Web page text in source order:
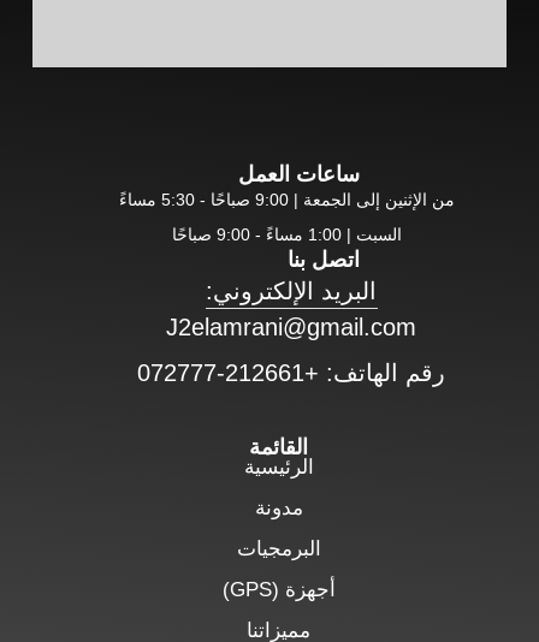
القائمة
الرئيسية
مدونة
البرمجيات
أجهزة (GPS)
مميزاتنا
ساعات العمل
من الإثنين إلى الجمعة | 9:00 صباحًا - 5:30 مساءً
السبت | 1:00 مساءً - 9:00 صباحًا
اتصل بنا
البريد الإلكتروني:
J2elamrani@gmail.com
رقم الهاتف: +212661-072777